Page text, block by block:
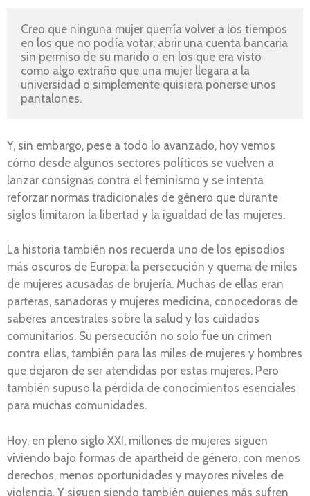
Creo que ninguna mujer querría volver a los tiempos
en los que no podía votar, abrir una cuenta bancaria
sin permiso de su marido o en los que era visto
como algo extraño que una mujer llegara a la
universidad o simplemente quisiera ponerse unos
pantalones.
Y, sin embargo, pese a todo lo avanzado, hoy vemos
cómo desde algunos sectores políticos se vuelven a
lanzar consignas contra el feminismo y se intenta
reforzar normas tradicionales de género que durante
siglos limitaron la libertad y la igualdad de las mujeres.
La historia también nos recuerda uno de los episodios
más oscuros de Europa: la persecución y quema de miles
de mujeres acusadas de brujería. Muchas de ellas eran
parteras, sanadoras y mujeres medicina, conocedoras de
saberes ancestrales sobre la salud y los cuidados
comunitarios. Su persecución no solo fue un crimen
contra ellas, también para las miles de mujeres y hombres
que dejaron de ser atendidas por estas mujeres. Pero
también supuso la pérdida de conocimientos esenciales
para muchas comunidades.
Hoy, en pleno siglo XXI, millones de mujeres siguen
viviendo bajo formas de apartheid de género, con menos
derechos, menos oportunidades y mayores niveles de
violencia. Y siguen siendo también quienes más sufren